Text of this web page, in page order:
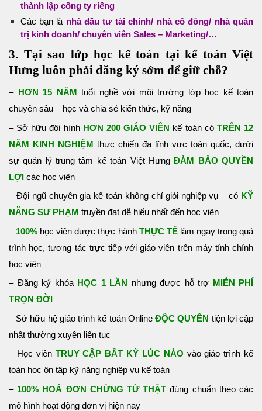
thành lập công ty riêng
Các bạn là nhà đầu tư tài chính/ nhà cổ đông/ nhà quản
trị kinh doanh/ chuyên viên Sales – Marketing/…
3. Tại sao lớp học kế toán tại kế toán Việt
Hưng luôn phải đăng ký sớm để giữ chỗ?
– HƠN 15 NĂM tuổi nghề với môi trường lớp học kế toán
chuyên sâu – học và chia sẻ kiến thức, kỹ năng
– Sở hữu đội hình HƠN 200 GIÁO VIÊN kế toán có TRÊN 12
NĂM KINH NGHIỆM thực chiến đa lĩnh vực toàn quốc, dưới
sự quản lý trung tâm kế toán Việt Hưng ĐẢM BẢO QUYỀN
LỢI các học viên
– Đội ngũ chuyên gia kế toán không chỉ giỏi nghiệp vụ – có KỸ
NĂNG SƯ PHẠM truyền đạt dễ hiểu nhất đến học viên
– 100% học viên được thực hành THỰC TẾ làm ngay trong quá
trình học, tương tác trực tiếp với giáo viên trên máy tính chính
học viên
– Đăng ký khóa HỌC 1 LẦN nhưng được hỗ trợ MIỄN PHÍ
TRỌN ĐỜI
– Sở hữu hệ giáo trình kế toán OnlineĐỘC QUYỀN tiện lợi cập
nhật thường xuyên liên tục
– Học viên TRUY CẬP BẤT KỲ LÚC NÀO vào giáo trình kế
toán học ôn tập kỹ năng nghiệp vụ kế toán
– 100% HOÁ ĐƠN CHỨNG TỪ THẬT đúng chuẩn theo các
mô hình hoạt động đơn vị hiện nay